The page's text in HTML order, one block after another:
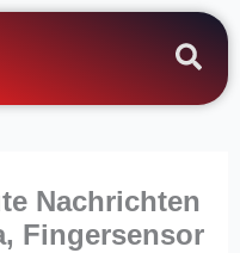
Nachrichten
Fingersensor